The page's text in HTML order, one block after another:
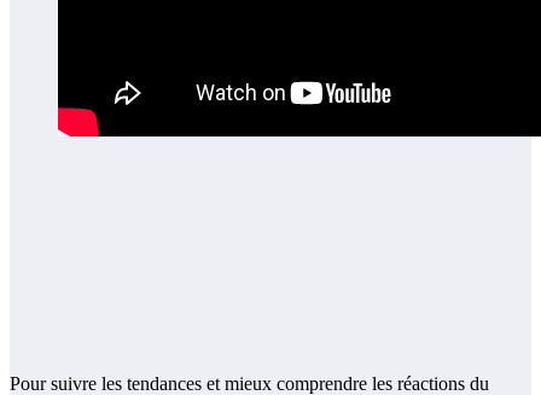
Pour suivre les tendances et mieux comprendre les réactions du